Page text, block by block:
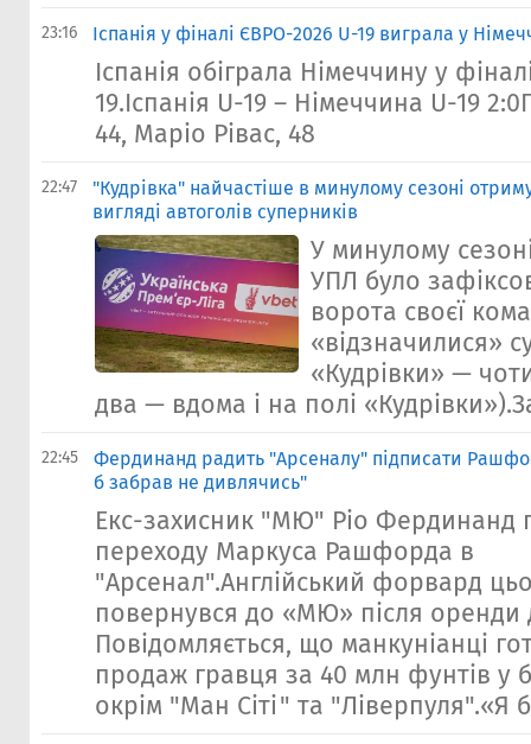
23:16 Іспанія у фіналі ЄВРО-2026 U-19 виграла у
Іспанія обіграла Німеччину у
19.Іспанія U-19 – Німеччина U-19
44, Маріо Рівас, 48
22:47
"Кудрівка" найчастіше в минулому сезоні
вигляді автоголів суперників
У минулому
УПЛ було
ворота своєї
«відзначилися»
«Кудрівки» —
два — вдома і на полі
22:45
Фердинанд радить "Арсеналу" підписати
б забрав не дивлячись"
Екс-захисник "МЮ" Ріо Фердинанд
переходу Маркуса Рашфорда в
"Арсенал".Англійський форвард
повернувся до «МЮ» після оренди
Повідомляється, що манкуніанці
продаж гравця за 40 млн фунтів у
окрім "Ман Сіті" та